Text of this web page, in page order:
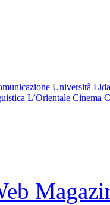
Università
L’Orientale Cinema